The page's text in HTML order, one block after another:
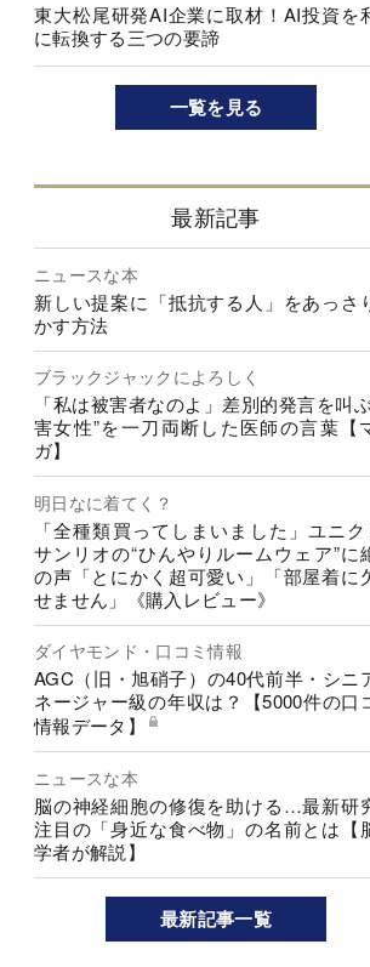
東大松尾研発AI企業に取材！AI投資を
に転換する三つの要諦
一覧を見る
最新記事
ニュースな本
新しい提案に「抵抗する人」をあっさ
かす方法
ブラックジャックによろしく
「私は被害者なのよ」差別的発言を叫
害女性”を一刀両断した医師の言葉【
ガ】
明日なに着てく？
「全種類買ってしまいました」ユニ
サンリオの“ひんやりルームウェア”に
の声「とにかく超可愛い」「部屋着に
せません」《購入レビュー》
ダイヤモンド・口コミ情報
AGC（旧・旭硝子）の40代前半・シニ
ネージャー級の年収は？【5000件の口
情報データ】
ニュースな本
脳の神経細胞の修復を助ける…最新研
注目の「身近な食べ物」の名前とは【
学者が解説】
最新記事一覧